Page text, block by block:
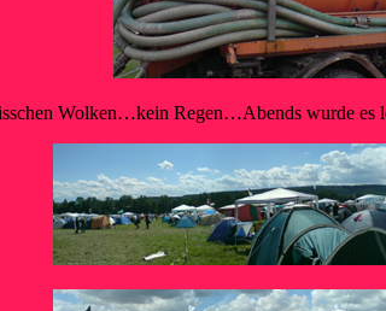
Wolken…kein Regen…Abends wurde